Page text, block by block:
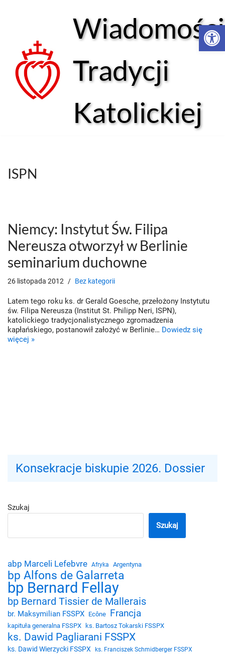
treści
Wiadomości
Tradycji
Katolickiej
ISPN
Niemcy: Instytut Św. Filipa
Nereusza otworzył w Berlinie
seminarium duchowne
26 listopada 2012 Bez kategorii
Latem tego roku ks. dr Gerald Goesche, przełożony Instytutu
św. Filipa Nereusza (Institut St. Philipp Neri, ISPN),
katolickiego tradycjonalistycznego zgromadzenia
kapłańskiego, postanowił założyć w Berlinie… Dowiedz się
więcej »
Konsekracje biskupie 2026. Dossier
Szukaj
Szukaj
abp Marceli Lefebvre Afryka Argentyna
bp Alfons de Galarreta
bp Bernard Fellay
bp Bernard Tissier de Mallerais
br. Maksymilian FSSPX Ecône Francja
kapituła generalna FSSPX ks. Bartosz Tokarski FSSPX
ks. Dawid Pagliarani FSSPX
ks. Dawid Wierzycki FSSPX ks. Franciszek Schmidberger FSSPX